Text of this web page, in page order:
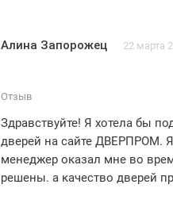
Алина Запорожец 22 марта
Отзыв
Здравствуйте! Я хотела бы
дверей на сайте ДВЕРПРОМ. Я
менеджер оказал мне во
решены. а качество дверей превзошло мои ожидания. Я считаю. что это настоящая